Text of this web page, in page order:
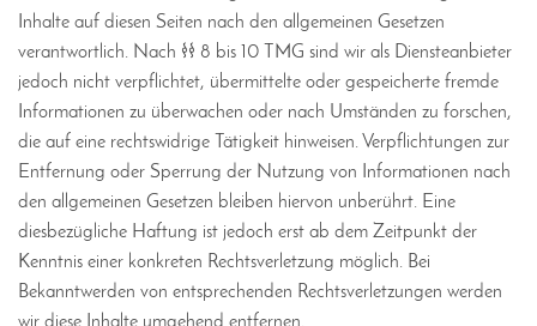
Inhalte auf diesen Seiten nach den allgemeinen Gesetzen
verantwortlich. Nach §§ 8 bis 10 TMG sind wir als Diensteanbieter
jedoch nicht verpflichtet, übermittelte oder gespeicherte fremde
Informationen zu überwachen oder nach Umständen zu forschen,
die auf eine rechtswidrige Tätigkeit hinweisen. Verpflichtungen zur
Entfernung oder Sperrung der Nutzung von Informationen nach
den allgemeinen Gesetzen bleiben hiervon unberührt. Eine
diesbezügliche Haftung ist jedoch erst ab dem Zeitpunkt der
Kenntnis einer konkreten Rechtsverletzung möglich. Bei
Bekanntwerden von entsprechenden Rechtsverletzungen werden